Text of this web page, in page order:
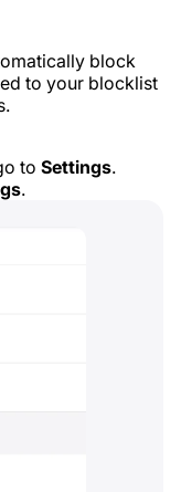
block
to your blocklist
to Settings.
.